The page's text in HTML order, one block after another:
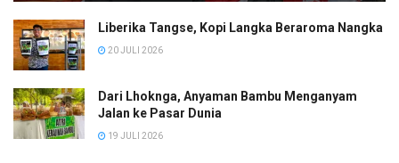
Liberika Tangse, Kopi Langka Beraroma Nangka
20 JULI 2026
Dari Lhoknga, Anyaman Bambu Menganyam
Jalan ke Pasar Dunia
19 JULI 2026